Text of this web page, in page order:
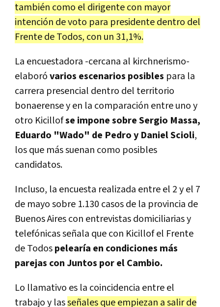
también como el dirigente con mayor
intención de voto para presidente dentro del
Frente de Todos, con un 31,1%.
La encuestadora -cercana al kirchnerismo-
elaboróvarios escenarios posibles para la
carrera presencial dentro del territorio
bonaerense y en la comparación entre uno y
otro Kicillofse impone sobre Sergio Massa,
Eduardo "Wado" de Pedro y Daniel Scioli,
los que más suenan como posibles
candidatos.
Incluso, la encuesta realizada entre el 2 y el 7
de mayo sobre 1.130 casos de la provincia de
Buenos Aires con entrevistas domiciliarias y
telefónicas señala que con Kicillof el Frente
de Todospelearía en condiciones más
parejas con Juntos por el Cambio.
Lo llamativo es la coincidencia entre el
trabajo y lasseñales que empiezan a salir de